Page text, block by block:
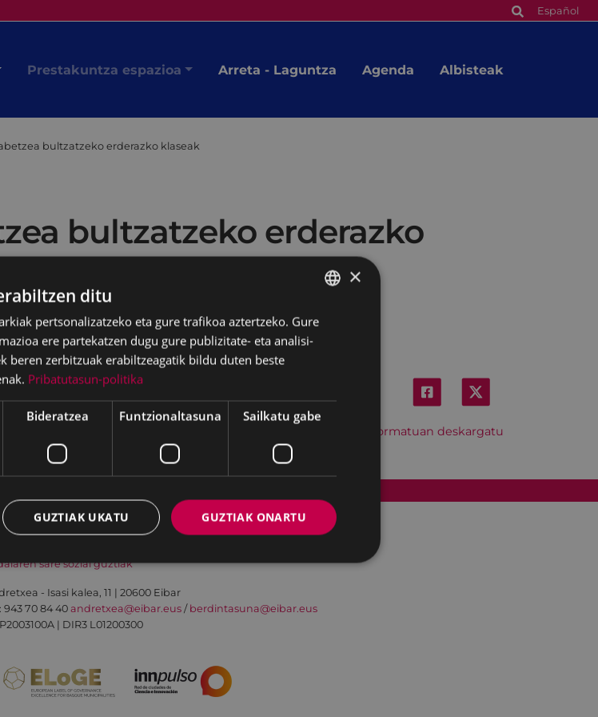
Español
Prestakuntza espazioa Arreta - Laguntza Agenda Albisteak
bultzatzeko erderazko klaseak
bultzatzeko erderazko
Hitzordu hau iCal formatuan deskargatu
sare sozial guztiak
- Isasi kalea, 11 | 20600 Eibar
70 84 40andretxea@eibar.eus/ berdintasuna@eibar.eus
| DIR3 L01200300
BASQUE
SPANISH
×
ditu
pertsonalizatzeko eta gure trafikoa aztertzeko. Gure
ere partekatzen dugu gure publizitate- eta analisi-
beren zerbitzuak erabiltzeagatik bildu duten beste
Pribatutasun-politika
Bideratzea Funtzionaltasuna Sailkatu gabe
GUZTIAK ONARTU
GUZTIAK UKATU